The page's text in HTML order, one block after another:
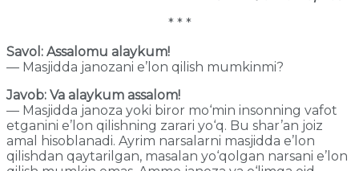
* * *
Savol: Assalomu alaykum!
— Masjidda janozani e’lon qilish mumkinmi?
Javob: Va alaykum assalom!
— Masjidda janoza yoki biror mo‘min insonning vafot
etganini e’lon qilishning zarari yo‘q. Bu shar’an joiz
amal hisoblanadi. Ayrim narsalarni masjidda e’lon
qilishdan qaytarilgan, masalan yo‘qolgan narsani e’lon